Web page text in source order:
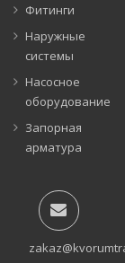
Фитинги
Наружные
системы
Насосное
оборудование
Запорная
арматура